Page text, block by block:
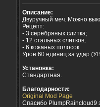
Описание:
Двуручный меч. Можно
Рецепт:
- 3 серебряных слитка;
- 12 стальных слитков;
- 6 кожаных полосок.
Урон 60 единиц за удар
Установка:
Стандартная.
Благодарности:
Original Mod Page
Спасибо PlumpRaincloud9